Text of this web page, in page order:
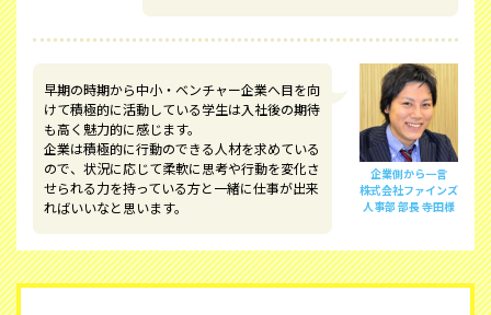
早期の時期から中小・ベンチャー企業へ目を向
けて積極的に活動している学生は入社後の期待
も高く魅力的に感じます。
企業は積極的に行動のできる人材を求めている
ので、状況に応じて柔軟に思考や行動を変化さ
せられる力を持っている方と一緒に仕事が出来
ればいいなと思います。
企業側から一言
株式会社ファインズ
人事部 部長 寺田様